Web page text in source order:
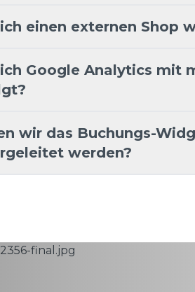
einen externen Shop
Google Analytics mit
wir das Buchungs-
werden?